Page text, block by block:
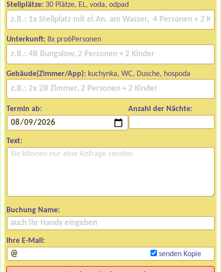
Stellplätze: 30 Plätze, EL, voda, odpad
Unterkunft: 8x pro6Personen
Gebäude(Zimmer/App): kuchynka, WC, Dusche, hospoda
Termin ab: Anzahl der Nächte:
Text:
Buchung Name:
Ihre E-Mail:
senden Kopie